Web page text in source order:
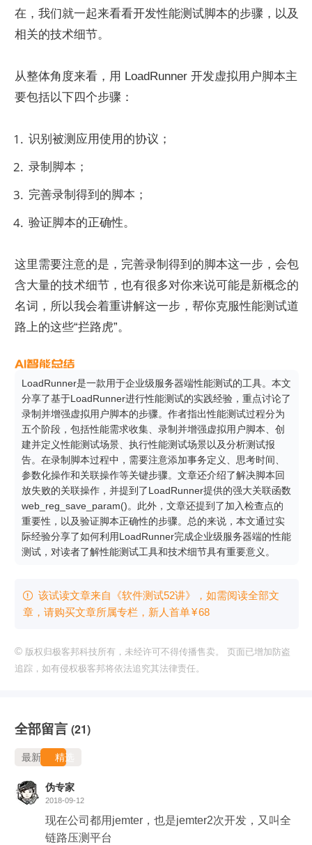
在，我们就一起来看看开发性能测试脚本的步骤，以及
相关的技术细节。
从整体角度来看，用 LoadRunner 开发虚拟用户脚本主
要包括以下四个步骤：
识别被测应用使用的协议；
录制脚本；
完善录制得到的脚本；
验证脚本的正确性。
这里需要注意的是，完善录制得到的脚本这一步，会包
含大量的技术细节，也有很多对你来说可能是新概念的
名词，所以我会着重讲解这一步，帮你克服性能测试道
路上的这些“拦路虎”。
LoadRunner是一款用于企业级服务器端性能测试的工具。本文
分享了基于LoadRunner进行性能测试的实践经验，重点讨论了
录制并增强虚拟用户脚本的步骤。作者指出性能测试过程分为
五个阶段，包括性能需求收集、录制并增强虚拟用户脚本、创
建并定义性能测试场景、执行性能测试场景以及分析测试报
告。在录制脚本过程中，需要注意添加事务定义、思考时间、
参数化操作和关联操作等关键步骤。文章还介绍了解决脚本回
放失败的关联操作，并提到了LoadRunner提供的强大关联函数
web_reg_save_param()。此外，文章还提到了加入检查点的
重要性，以及验证脚本正确性的步骤。总的来说，本文通过实
际经验分享了如何利用LoadRunner完成企业级服务器端的性能
测试，对读者了解性能测试工具和技术细节具有重要意义。
 该试读文章来自《软件测试52讲》，如需阅读全部文
章，请购买文章所属专栏 ，新⼈⾸单¥68
© 版权归极客邦科技所有，未经许可不得传播售卖。 页面已增加防盗
追踪，如有侵权极客邦将依法追究其法律责任。
全部留言 (21)
最新 精选
伪专家
2018-09-12
现在公司都用jemter，也是jemter2次开发，又叫全
链路压测平台